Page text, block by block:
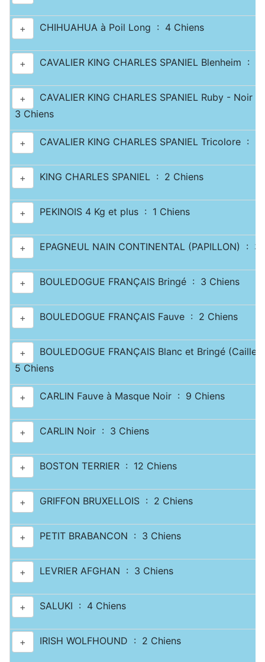
+ CHIHUAHUA à Poil Long : 4 Chiens
+ CAVALIER KING CHARLES SPANIEL Blenheim : 2
+
CAVALIER KING CHARLES SPANIEL Ruby - Noir
3 Chiens
+ CAVALIER KING CHARLES SPANIEL Tricolore : 2
+ KING CHARLES SPANIEL : 2 Chiens
+ PEKINOIS 4 Kg et plus : 1 Chiens
+ EPAGNEUL NAIN CONTINENTAL (PAPILLON) : 3
+ BOULEDOGUE FRANÇAIS Bringé : 3 Chiens
+ BOULEDOGUE FRANÇAIS Fauve : 2 Chiens
+
BOULEDOGUE FRANÇAIS Blanc et Bringé
5 Chiens
+ CARLIN Fauve à Masque Noir : 9 Chiens
+ CARLIN Noir : 3 Chiens
+ BOSTON TERRIER : 12 Chiens
+ GRIFFON BRUXELLOIS : 2 Chiens
+ PETIT BRABANCON : 3 Chiens
+ LEVRIER AFGHAN : 3 Chiens
+ SALUKI : 4 Chiens
+ IRISH WOLFHOUND : 2 Chiens